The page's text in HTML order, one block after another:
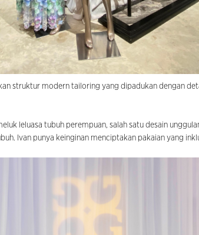
struktur modern tailoring yang dipadukan dengan
leluasa tubuh perempuan, salah satu desain
Ivan punya keinginan menciptakan pakaian yang